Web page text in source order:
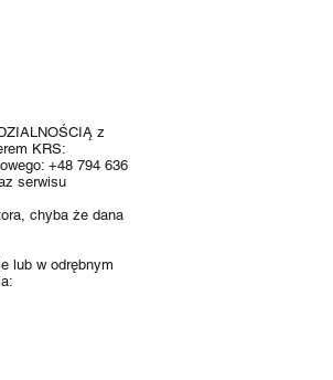
z
KRS:
+48 794 636
serwisu
chyba że dana
lub w odrębnym